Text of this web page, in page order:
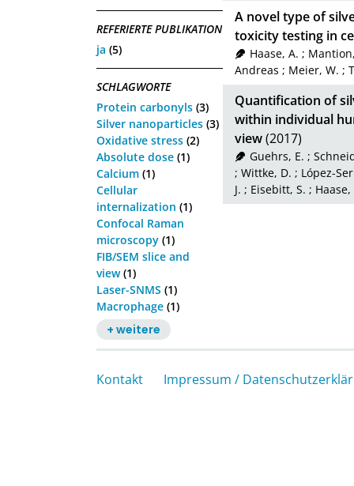
REFERIERTE PUBLIKATION
ja (5)
SCHLAGWORTE
Protein carbonyls (3)
Silver nanoparticles (3)
Oxidative stress (2)
Absolute dose (1)
Calcium (1)
Cellular
internalization (1)
Confocal Raman
microscopy (1)
FIB/SEM slice and
view(1)
Laser-SNMS (1)
Macrophage (1)
+ weitere
A novel type of
toxicity testing in
Haase, A. ;
Andreas ; Meier, W. ;
Quantification of
within individual
view(2017)
Guehrs, E. ;
; Wittke, D. ; López-
J. ; Eisebitt, S. ; Haase,
Kontakt Impressum /